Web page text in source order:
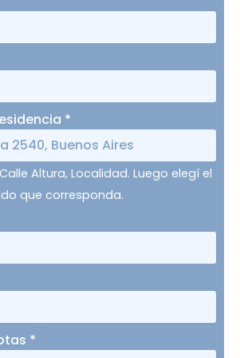
*
Altura, Localidad. Luego elegí el
que corresponda.
*